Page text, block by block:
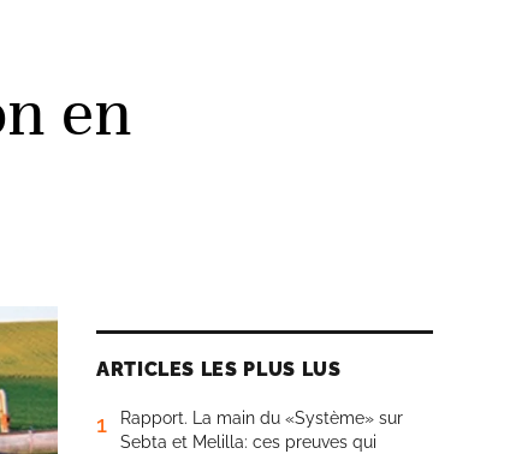
en
ARTICLES LES PLUS LUS
1
Rapport. La main du «Système» sur
Sebta et Melilla: ces preuves qui